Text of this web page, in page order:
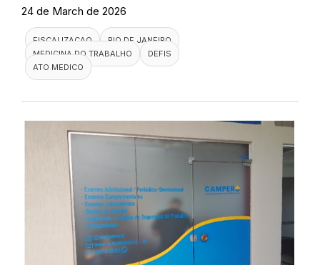
24 de March de 2026
FISCALIZACAO
RIO DE JANEIRO
MEDICINA DO TRABALHO
DEFIS
ATO MEDICO